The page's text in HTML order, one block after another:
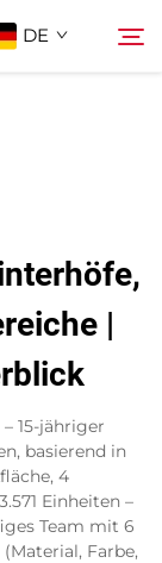
DE
|
15-jähriger
basierend in
4
Einheiten –
Team mit 6
Farbe,